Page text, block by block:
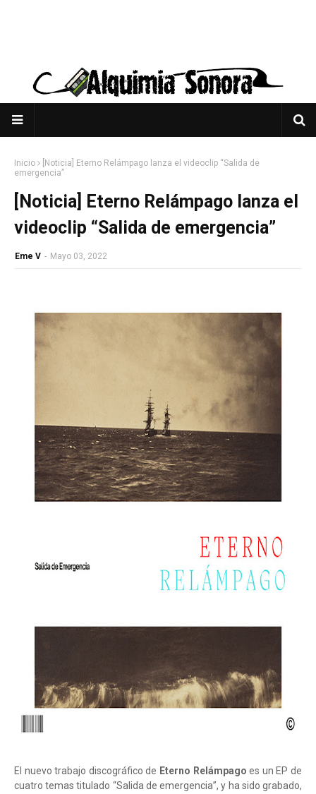
Inicio
[Noticia] Eterno Relámpago lanza el videoclip “Salida de
emergencia”
[Noticia] Eterno Relámpago lanza el
videoclip “Salida de emergencia”
Eme V - Mayo 03, 2022
El nuevo trabajo discográfico de Eterno Relámpago es un EP de
cuatro temas titulado “Salida de emergencia”, y ha sido grabado,